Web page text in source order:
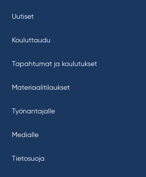
Uutiset
Kouluttaudu
Tapahtumat ja koulutukset
Materiaalitilaukset
Työnantajalle
Medialle
Tietosuoja